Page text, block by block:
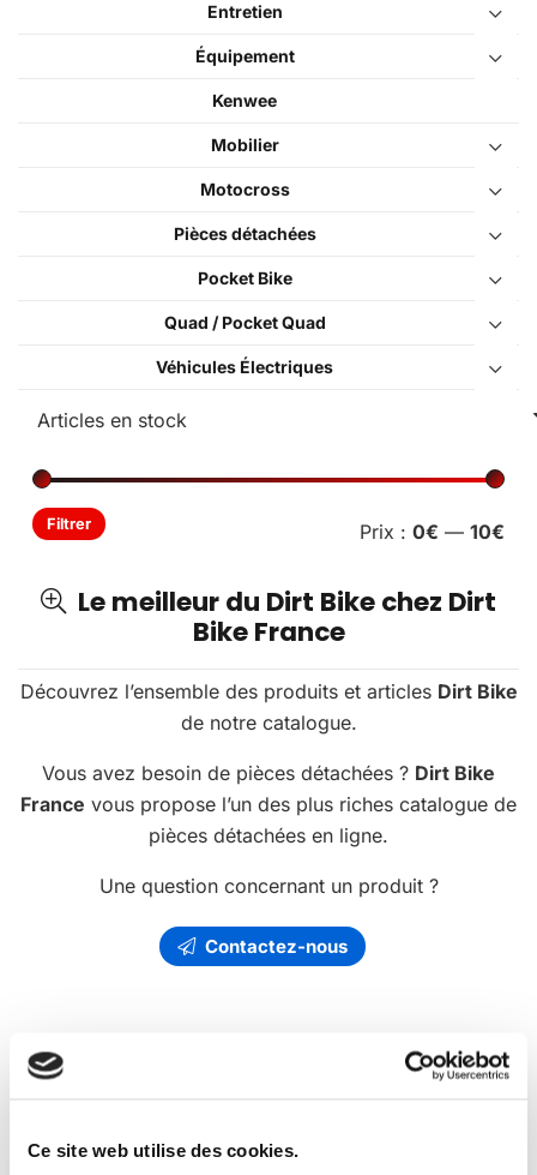
Ce site web utilise des cookies.
Entretien
Équipement
Kenwee
Mobilier
Motocross
Pièces détachées
Pocket Bike
Quad / Pocket Quad
Véhicules Électriques
Filtrer Prix : 0€ — 10€
Le meilleur du Dirt Bike chez Dirt
Bike France
Découvrez l’ensemble des produits et articles Dirt Bike
de notre catalogue.
Vous avez besoin de pièces détachées ? Dirt Bike
France vous propose l’un des plus riches catalogue de
pièces détachées en ligne.
Une question concernant un produit ?
Contactez-nous
Les Dirt Bike France